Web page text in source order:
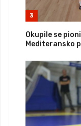
3
Okupile se
Mediteransko